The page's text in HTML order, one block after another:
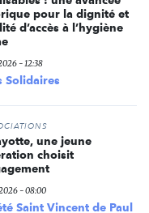
pour la dignité et
d’accès à l’hygiène
- 12:38
Solidaires
une jeune
choisit
- 08:00
Saint Vincent de Paul